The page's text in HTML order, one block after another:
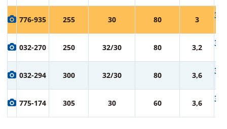
776-935 255 30 80 3 3
032-270 250 32/30 80 3,2 3
032-294 300 32/30 80 3,6 3
775-174 305 30 60 3,6 3